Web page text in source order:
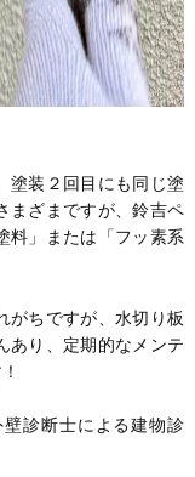
塗装２回目にも同じ塗
まざまですが、鈴吉ペ
料」または「フッ素系
がちですが、水切り板
あり、定期的なメンテ
診断士による建物診